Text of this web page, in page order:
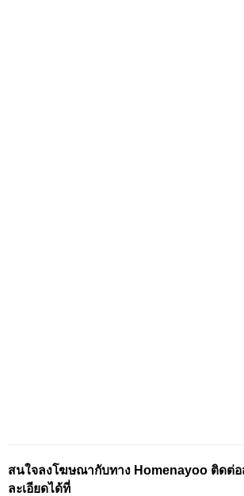
สนใจลงโฆษณากับทาง Homenayoo ติดต่อ
ละเอียดได้ที่